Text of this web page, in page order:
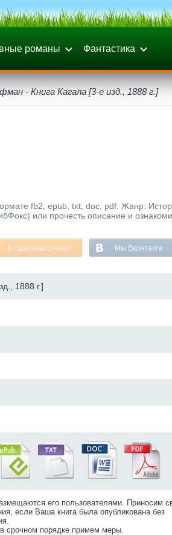
романы Фантастика
- Книга Кагала [3-е изд., 1888 г.]
fb2, epub, txt, doc, pdf. Жанр:
или прочесть описание и
В Одноклассниках Мы Вконтакте
1888 г.]
его пользователями. Приносим
если Ваша книга была опубликована без
срочном порядке примем меры.